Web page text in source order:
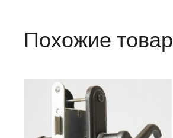
Похожие